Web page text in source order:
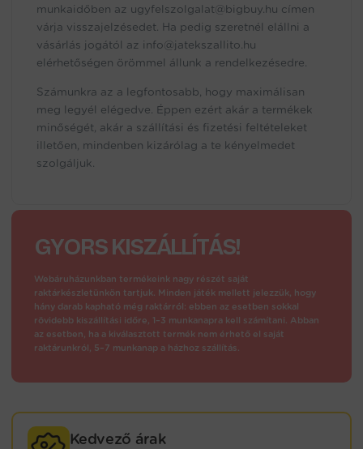
munkaidőben az ugyfelszolgalat@bigbuy.hu címen
várja visszajelzésedet. Ha pedig szeretnél elállni a
vásárlás jogától az info@jatekszallito.hu
elérhetőségen örömmel állunk a rendelkezésedre.
Számunkra az a legfontosabb, hogy maximálisan
meg legyél elégedve. Éppen ezért akár a termékek
minőségét, akár a szállítási és fizetési feltételeket
illetően, mindenben kizárólag a te kényelmedet
szolgáljuk.
GYORS KISZÁLLÍTÁS!
Webáruházunkban termékeink nagy részét saját
raktárkészletünkön tartjuk. Minden játék mellett jelezzük, hogy
hány darab kapható még raktárról: ebben az esetben sokkal
rövidebb kiszállítási időre, 1–3 munkanapra kell számítani. Abban
az esetben, ha a kiválasztott termék nem érhető el saját
raktárunkról, 5–7 munkanap a házhoz szállítás.
Kedvező árak